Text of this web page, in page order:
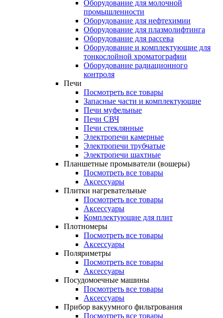
Оборудование для молочной
промышленности
Оборудование для нефтехимии
Оборудование для плазмолифтинга
Оборудование для рассева
Оборудование и комплектующие для
тонкослойной хроматографии
Оборудование радиационного
контроля
Печи
Посмотреть все товары
Запасные части и комплектующие
Печи муфельные
Печи СВЧ
Печи стеклянные
Электропечи камерные
Электропечи трубчатые
Электропечи шахтные
Планшетные промыватели (вошеры)
Посмотреть все товары
Аксессуары
Плитки нагревательные
Посмотреть все товары
Аксессуары
Комплектующие для плит
Плотномеры
Посмотреть все товары
Аксессуары
Поляриметры
Посмотреть все товары
Аксессуары
Посудомоечные машины
Посмотреть все товары
Аксессуары
Прибор вакуумного фильтрования
Посмотреть все товары